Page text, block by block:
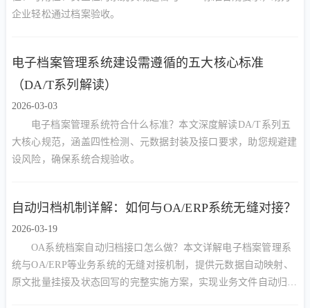
企业轻松通过档案验收。
电子档案管理系统建设需遵循的五大核心标准
（DA/T系列解读）
2026-03-03
电子档案管理系统符合什么标准？本文深度解读DA/T系列五
大核心规范，涵盖四性检测、元数据封装及接口要求，助您规避建
设风险，确保系统合规验收。
自动归档机制详解：如何与OA/ERP系统无缝对接？
2026-03-19
OA系统档案自动归档接口怎么做？本文详解电子档案管理系
统与OA/ERP等业务系统的无缝对接机制，提供元数据自动映射、
原文批量挂接及状态回写的完整实施方案，实现业务文件自动归